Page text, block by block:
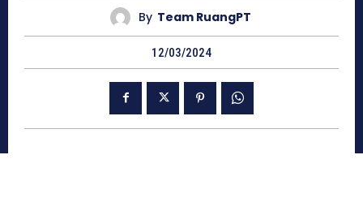
By Team RuangPT
12/03/2024